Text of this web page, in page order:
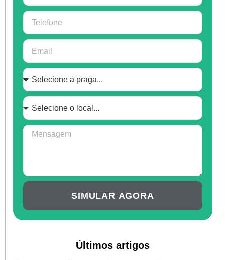
SIMULAR AGORA
Últimos artigos